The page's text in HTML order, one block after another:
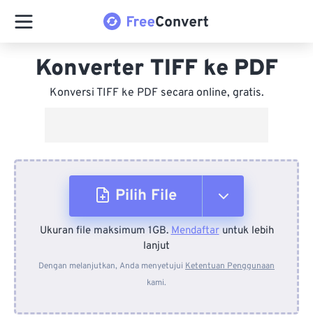
Konverter TIFF ke PDF
Konversi TIFF ke PDF secara online, gratis.
Pilih File
Dari Perangkat
Dari Dropbox
Ukuran file maksimum 1GB.Mendaftaruntuk lebih
lanjut
Dengan melanjutkan, Anda menyetujui Ketentuan Penggunaan
kami.